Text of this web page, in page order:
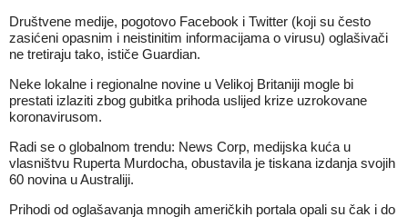
Društvene medije, pogotovo Facebook i Twitter (koji su često
zasićeni opasnim i neistinitim informacijama o virusu) oglašivači
ne tretiraju tako, ističe Guardian.
Neke lokalne i regionalne novine u Velikoj Britaniji mogle bi
prestati izlaziti zbog gubitka prihoda uslijed krize uzrokovane
koronavirusom.
Radi se o globalnom trendu: News Corp, medijska kuća u
vlasništvu Ruperta Murdocha, obustavila je tiskana izdanja svojih
60 novina u Australiji.
Prihodi od oglašavanja mnogih američkih portala opali su čak i do